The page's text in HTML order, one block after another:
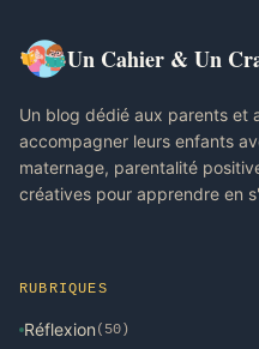
Un Cahier & Un
Un blog dédié aux parents et
accompagner leurs enfants
maternage, parentalité
créatives pour apprendre en
RUBRIQUES
Réflexion (50)